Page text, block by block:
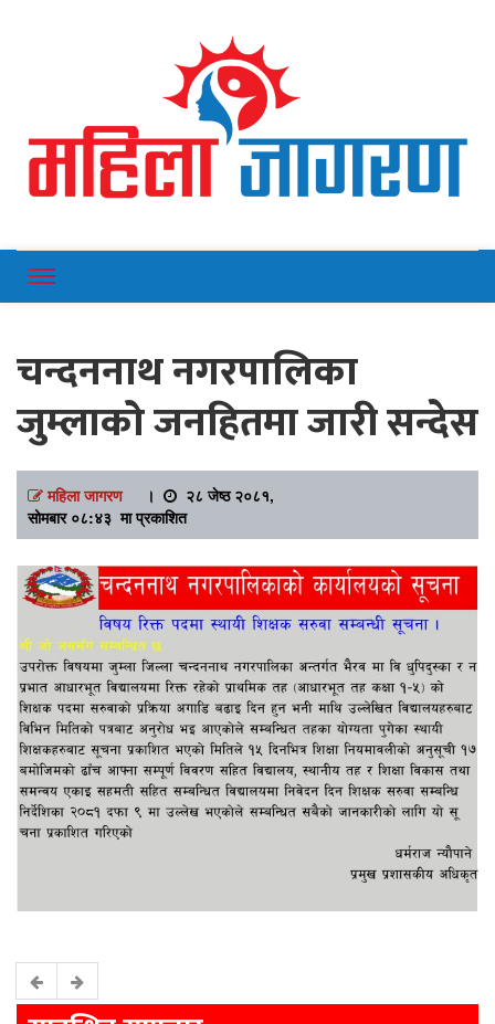
Mahilajagaran
चन्दननाथ नगरपालिका
जुम्लाको जनहितमा जारी सन्देस
महिला जागरण।
२८ जेष्ठ २०८१,
सोमबार ०८:४३ मा प्रकाशित